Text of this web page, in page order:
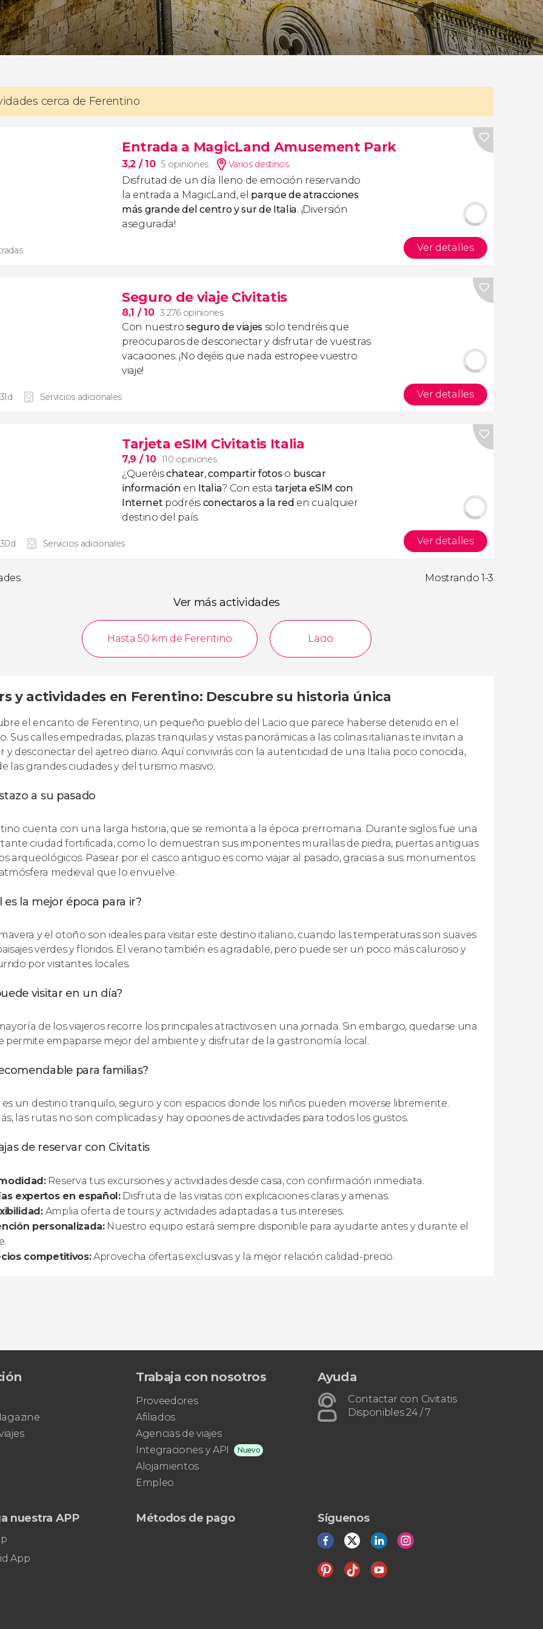
cerca de Ferentino
Entrada a MagicLand Amusement Park
3,2 / 10 5 opiniones Varios destinos
Disfrutad de un día lleno de emoción reservando
la entrada a MagicLand, el parque de atracciones
más grande del centro y sur de Italia. ¡Diversión
asegurada!
Ver detalles
Seguro de viaje Civitatis
8,1 / 10 3.276 opiniones
Con nuestroseguro de viajes solo tendréis que
preocuparos de desconectar y disfrutar de vuestras
vacaciones. ¡No dejéis que nada estropee vuestro
viaje!
Servicios adicionales Ver detalles
Tarjeta eSIM Civitatis Italia
7,9 / 10 110 opiniones
¿Queréischatear,compartir fotoso buscar
información en Italia? Con esta tarjeta eSIM con
Internet podréis conectaros a la red en cualquier
destino del país.
Servicios adicionales Ver detalles
Mostrando 1-3
Ver más actividades
Hasta 50 km de Ferentino Lacio
y actividades en Ferentino: Descubre su historia única
el encanto de Ferentino, un pequeño pueblo del Lacio que parece haberse detenido en el
Sus calles empedradas, plazas tranquilas y vistas panorámicas a las colinas italianas te invitan a
y desconectar del ajetreo diario. Aquí convivirás con la autenticidad de una Italia poco conocida,
las grandes ciudades y del turismo masivo.
a su pasado
cuenta con una larga historia, que se remonta a la época prerromana. Durante siglos fue una
ciudad fortificada, como lo demuestran sus imponentes murallas de piedra, puertas antiguas
arqueológicos. Pasear por el casco antiguo es como viajar al pasado, gracias a sus monumentos
medieval que lo envuelve.
es la mejor época para ir?
y el otoño son ideales para visitar este destino italiano, cuando las temperaturas son suaves
verdes y floridos. El verano también es agradable, pero puede ser un poco más caluroso y
por visitantes locales.
visitar en un día?
de los viajeros recorre los principales atractivos en una jornada. Sin embargo, quedarse una
permite empaparse mejor del ambiente y disfrutar de la gastronomía local.
para familias?
es un destino tranquilo, seguro y con espacios donde los niños pueden moverse libremente.
las rutas no son complicadas y hay opciones de actividades para todos los gustos.
de reservar con Civitatis
Reserva tus excursiones y actividades desde casa, con confirmación inmediata.
expertos en español:Disfruta de las visitas con explicaciones claras y amenas.
Amplia oferta de tours y actividades adaptadas a tus intereses.
personalizada:Nuestro equipo estará siempre disponible para ayudarte antes y durante el
competitivos:Aprovecha ofertas exclusivas y la mejor relación calidad-precio.
Trabaja con nosotros
Proveedores
Afiliados
Agencias de viajes
Integraciones y API
Nuevo
Alojamientos
Empleo
Ayuda
Contactar con Civitatis
Disponibles 24 / 7
nuestra APP
App
Métodos de pago Síguenos